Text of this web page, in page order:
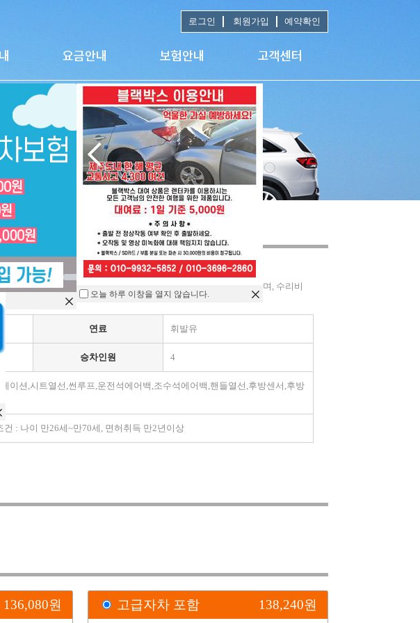
로그인 회원가입 예약확인
다.주행시 열고 닫으시면 차량고장 발생되며, 자차처리 안되시며, 수리비
연료 휘발유
승차인원 4
이션,시트열선,썬루프,운전석에어백,조수석에어백,핸들열선,후방센서,후방
건 : 나이 만26세~만70세, 면허취득 만2년이상
136,080원 고급자차 포함 138,240원
오늘 하루 이창을 열지 않습니다.